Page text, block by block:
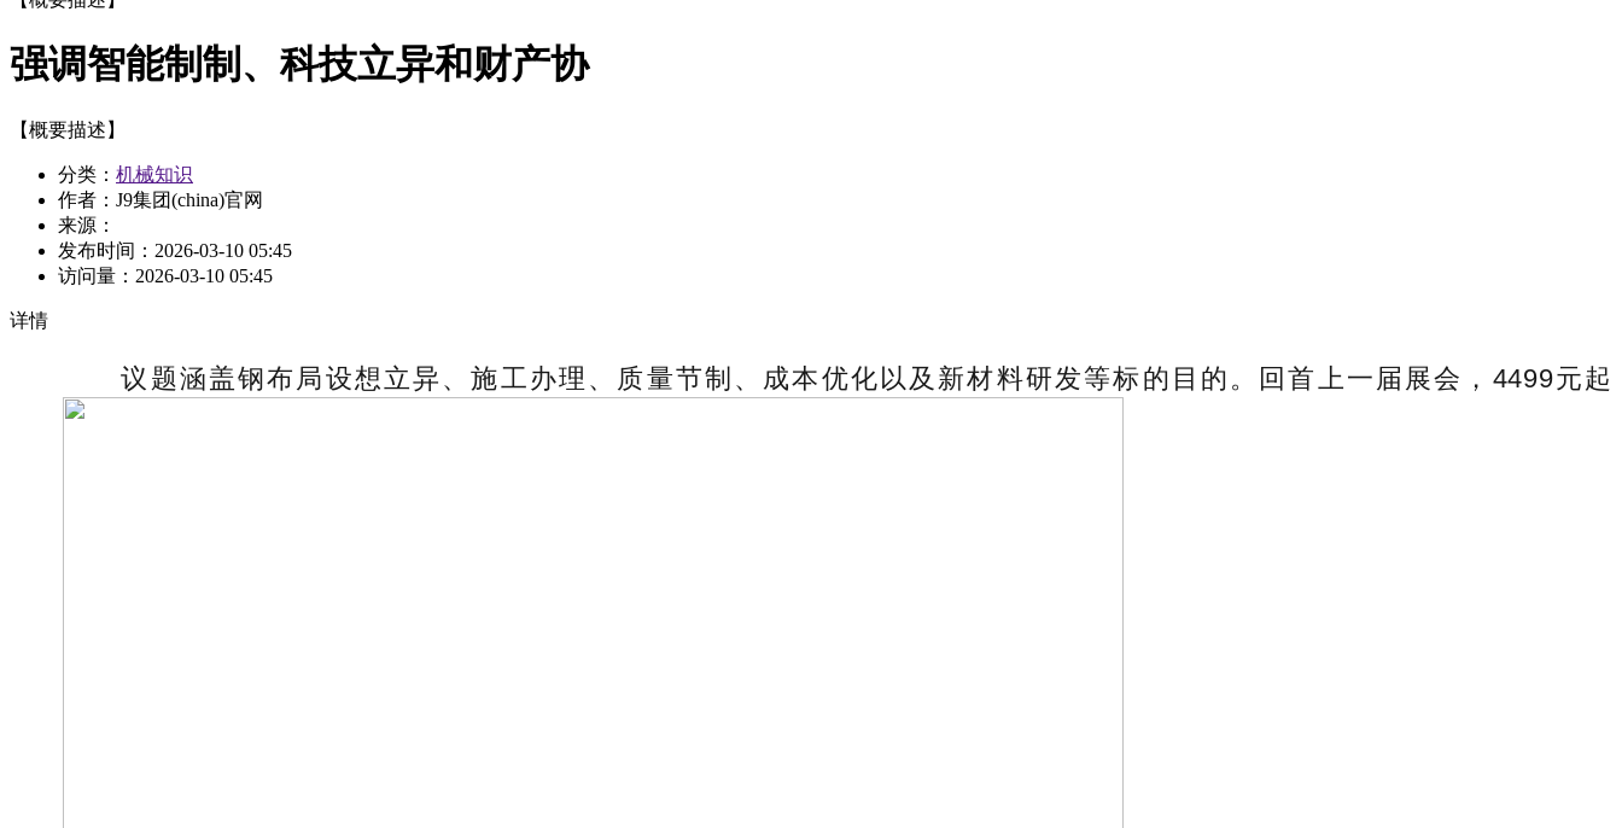
强调智能制制、科技立异和财产协
【概要描述】
分类： 机械知识
作者：J9集团(china)官网
来源：
发布时间： 2026-03-10 05:45
访问量： 2026-03-10 05:45
详情
议题涵盖钢布局设想立异、施工办理、质量节制、成本优化以及新材料研发等标的目的。回首上一届展会，4499元起